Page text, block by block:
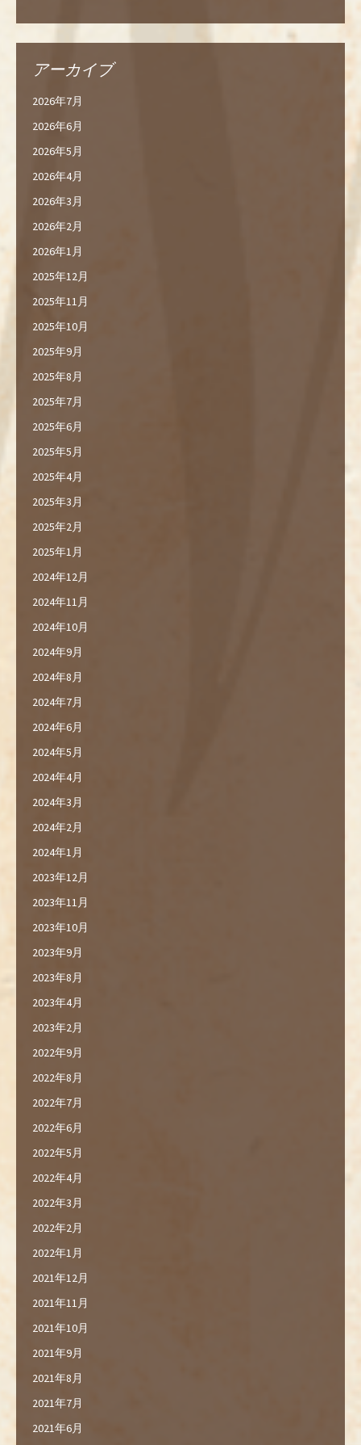
アーカイブ
2026年7月
2026年6月
2026年5月
2026年4月
2026年3月
2026年2月
2026年1月
2025年12月
2025年11月
2025年10月
2025年9月
2025年8月
2025年7月
2025年6月
2025年5月
2025年4月
2025年3月
2025年2月
2025年1月
2024年12月
2024年11月
2024年10月
2024年9月
2024年8月
2024年7月
2024年6月
2024年5月
2024年4月
2024年3月
2024年2月
2024年1月
2023年12月
2023年11月
2023年10月
2023年9月
2023年8月
2023年4月
2023年2月
2022年9月
2022年8月
2022年7月
2022年6月
2022年5月
2022年4月
2022年3月
2022年2月
2022年1月
2021年12月
2021年11月
2021年10月
2021年9月
2021年8月
2021年7月
2021年6月